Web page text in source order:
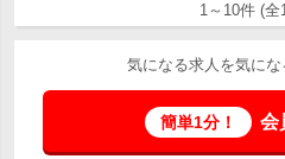
1～10件 (全
気になる求人を気にな
簡単1分！ 会